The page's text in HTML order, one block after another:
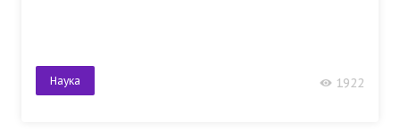
Наука 1922